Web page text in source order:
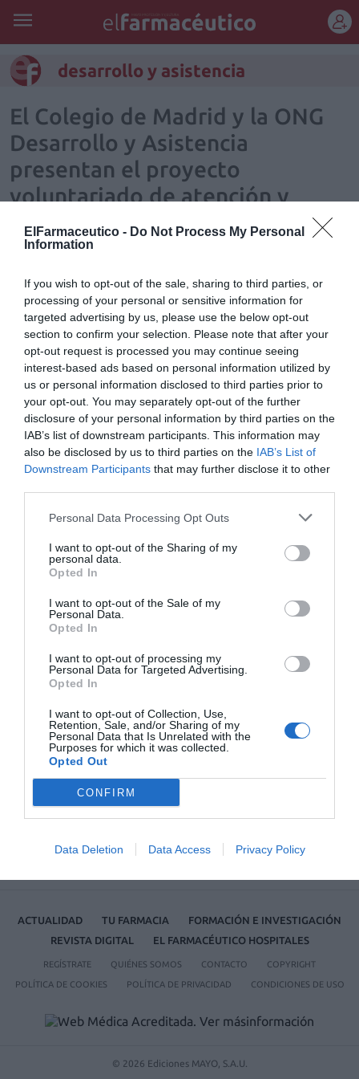
ElFarmaceutico - Do Not Process My Personal
Information
If you wish to opt-out of the sale, sharing to third parties, or
processing of your personal or sensitive information for
targeted advertising by us, please use the below opt-out
section to confirm your selection. Please note that after your
opt-out request is processed you may continue seeing
interest-based ads based on personal information utilized by
us or personal information disclosed to third parties prior to
your opt-out. You may separately opt-out of the further
disclosure of your personal information by third parties on the
IAB’s list of downstream participants. This information may
also be disclosed by us to third parties on the IAB’s List of
Downstream Participants that may further disclose it to other
Personal Data Processing Opt Outs
I want to opt-out of the Sharing of my
personal data.
Opted In
I want to opt-out of the Sale of my
Personal Data.
Opted In
I want to opt-out of processing my
Personal Data for Targeted Advertising.
Opted In
I want to opt-out of Collection, Use,
Retention, Sale, and/or Sharing of my
Personal Data that Is Unrelated with the
Purposes for which it was collected.
Opted Out
CONFIRM
Data Deletion Data Access Privacy Policy
desarrollo y asistencia
El Colegio de Madrid y la ONG
Desarrollo y Asistencia
presentan el proyecto
voluntariado de atención y
acompañamiento a mayores
dependientes
El presidente del Colegio Oficial de Farmacéuticos de Madrid (COFM),
Alberto García Romero, y el presidente de la ONG madrileña Desarrollo
y Asistencia (DA), Rafael Izquierdo, presentaron en la sede colegial el
proyecto de voluntariado que permitirá mejorar la vida de los
colegiados mayores, cuya iniciativa forma parte del convenio firmado
entre ambas partes. Con este acuerdo se pone en marcha el proyecto
con el que se pretende dar a conocer el voluntariado entre los
farmacéuticos colegiados y la posibilidad de participar en alguno de
sus programas sociales.
El Colegio de Madrid firma un convenio de colaboración
con la ONG Desarrollo y Asistencia
Noticias y novedades Redacción
05/04/2011
El presidente del Colegio Oficial de Farmacéuticos de Madrid (COFM),
Asistencia (DA), Rafael Izquierdo, han firmado esta mañana un
Nueva edición de Kardia Select para titulares de
La farmacia, un apoyo esencial en el cuidado infantil
Récord de comunicaciones para el 24 Congreso Nacional
Farmacéutico de Oviedo
ACTUALIDAD TU FARMACIA
FORMACIÓN E INVESTIGACIÓN
REVISTA DIGITAL
EL FARMACÉUTICO HOSPITALES
REGÍSTRATE QUIÉNES SOMOS CONTACTO COPYRIGHT
POLÍTICA DE COOKIES POLÍTICA DE PRIVACIDAD CONDICIONES DE USO
© 2026 Ediciones MAYO, S.A.U.